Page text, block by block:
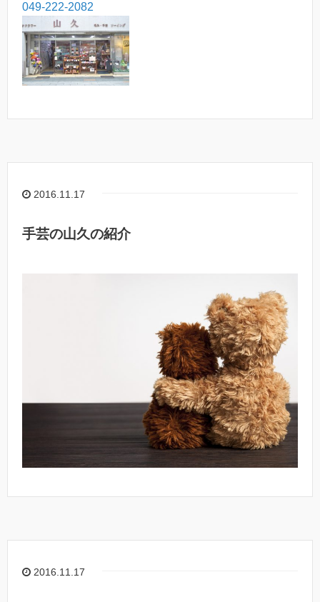
049-222-2082
2016.11.17
手芸の山久の紹介
2016.11.17